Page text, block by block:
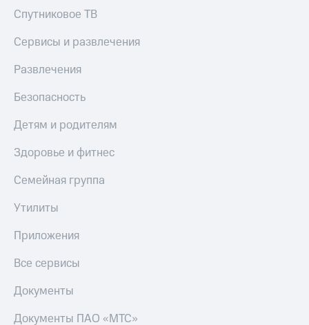
Спутниковое ТВ
Сервисы и развлечения
Развлечения
Безопасность
Детям и родителям
Здоровье и фитнес
Семейная группа
Утилиты
Приложения
Все сервисы
Документы
Документы ПАО «МТС»